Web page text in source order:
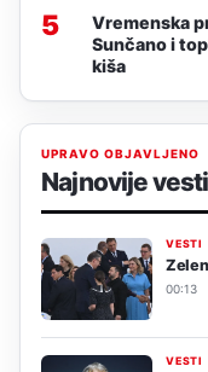
5
Vremenska
Sunčano i
kiša
UPRAVO OBJAVLJENO
Najnovije vesti
VESTI
00:13
VESTI